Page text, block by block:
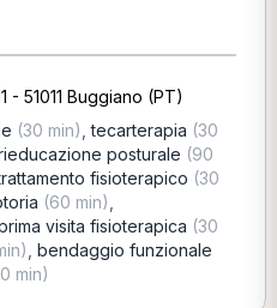
- 51011 Buggiano (PT)
(30 min) ,tecarterapia (30
posturale (90
fisioterapico (30
(60 min)
visita fisioterapica (30
bendaggio funzionale
min)